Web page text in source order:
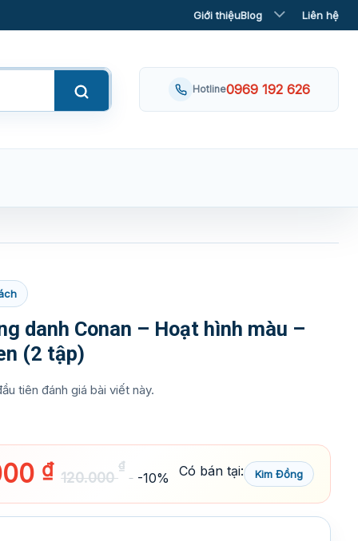
Giới thiệuBlog Liên hệ
Hotline0969 192 626
danh Conan – Hoạt hình màu –
(2 tập)
tiên đánh giá bài viết này.
₫ 120.000
₫
-10% Có bán tại: Kim Đồng